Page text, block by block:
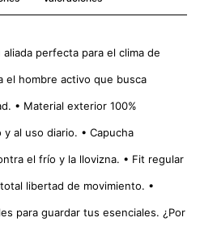
aliada perfecta para el clima de
el hombre activo que busca
• Material exterior 100%
al uso diario. • Capucha
el frío y la llovizna. • Fit regular
libertad de movimiento. •
para guardar tus esenciales. ¿Por